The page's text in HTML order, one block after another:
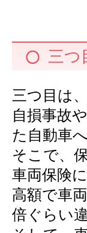
三つ
三つ目は
自損事故
た自動車
そこで、
車両保険
高額で車
倍ぐらい